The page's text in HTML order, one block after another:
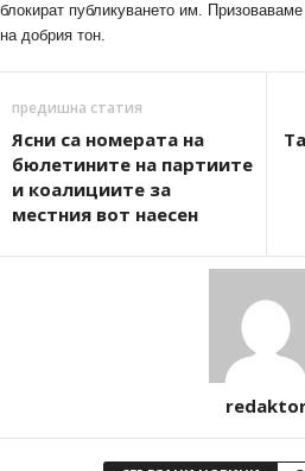
блокират публикуването им.
на добрия тон.
предишна статия
Ясни са номерата на
бюлетините на партиите
и коалициите за
местния вот наесен